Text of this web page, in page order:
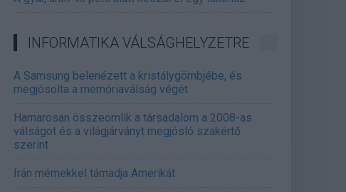
INFORMATIKA VÁLSÁGHELYZETRE
A Samsung belenézett a kristálygömbjébe, és
megjósolta a memóriaválság végét
Hamarosan összeomlik a társadalom a 2008-as
válságot és a világjárványt megjósló szakértő
szerint
Irán mémekkel támadja Amerikát